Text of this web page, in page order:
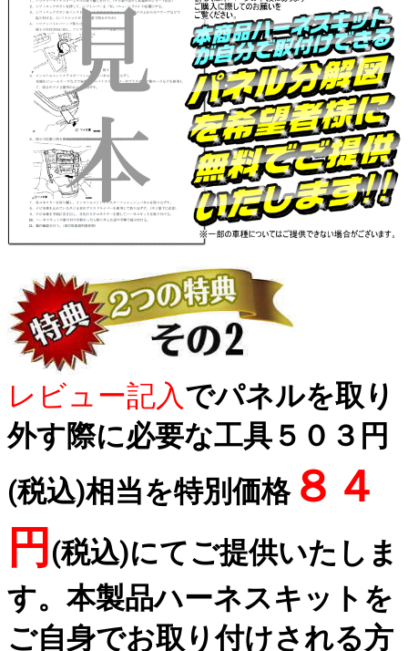
レビュー記入でパネルを取り
外す際に必要な工具５０３円
(税込)相当を特別価格８４
円 (税込)にてご提供いたしま
す。本製品ハーネスキットを
ご自身でお取り付けされる方